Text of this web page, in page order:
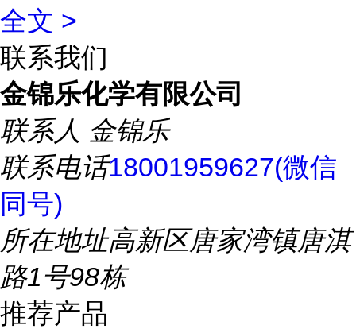
全文 >
联系我们
金锦乐化学有限公司
联系人 金锦乐
联系电话18001959627(微信
同号)
所在地址高新区唐家湾镇唐淇
路1号98栋
推荐产品